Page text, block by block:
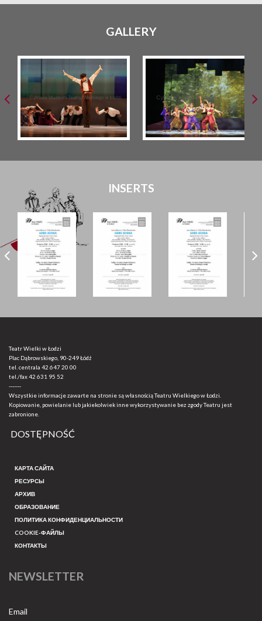
GALLERY
INSERTS
Teatr Wielki w Łodzi
Plac Dąbrowskiego, 90-249 Łódź
tel. centrala 42 647 20 00
tel./fax42 631 95 52
-------
Wszystkie informacje zawarte na stronie są własnością Teatru Wielkiego w Łodzi.
Kopiowanie, powielanie lub jakiekolwiek inne wykorzystywanie bez zgody Teatru jest
zabronione.
DOSTĘPNOŚĆ
КАРТА САЙТА
РЕСУРСЫ
АРХИВ
ОБРАЗОВАНИЕ
ПОЛИТИКА КОНФИДЕНЦИАЛЬНОСТИ
COOKIE-ФАЙЛЫ
КОНТАКТЫ
NEWSLETTER
Email